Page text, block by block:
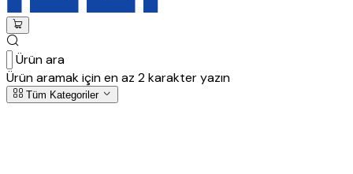
Ürün ara
Ürün aramak için en az 2 karakter yazın
Tüm Kategoriler